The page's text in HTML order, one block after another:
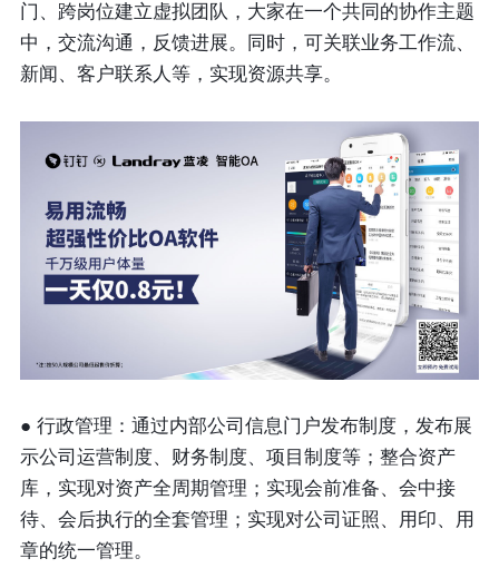
门、跨岗位建立虚拟团队，大家在一个共同的协作主题
中，交流沟通，反馈进展。同时，可关联业务工作流、
新闻、客户联系人等，实现资源共享。
● 行政管理：通过内部公司信息门户发布制度，发布展
示公司运营制度、财务制度、项目制度等；整合资产
库，实现对资产全周期管理；实现会前准备、会中接
待、会后执行的全套管理；实现对公司证照、用印、用
章的统一管理。